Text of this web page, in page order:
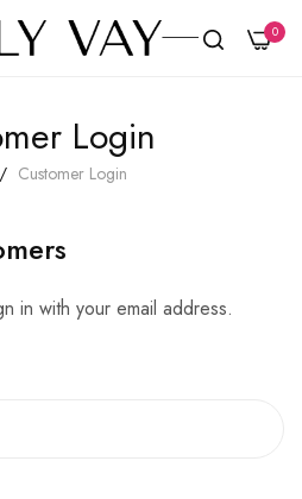
0
Login
Customer Login
in with your email address.